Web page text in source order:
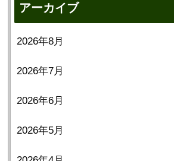
アーカイブ
2026年8月
2026年7月
2026年6月
2026年5月